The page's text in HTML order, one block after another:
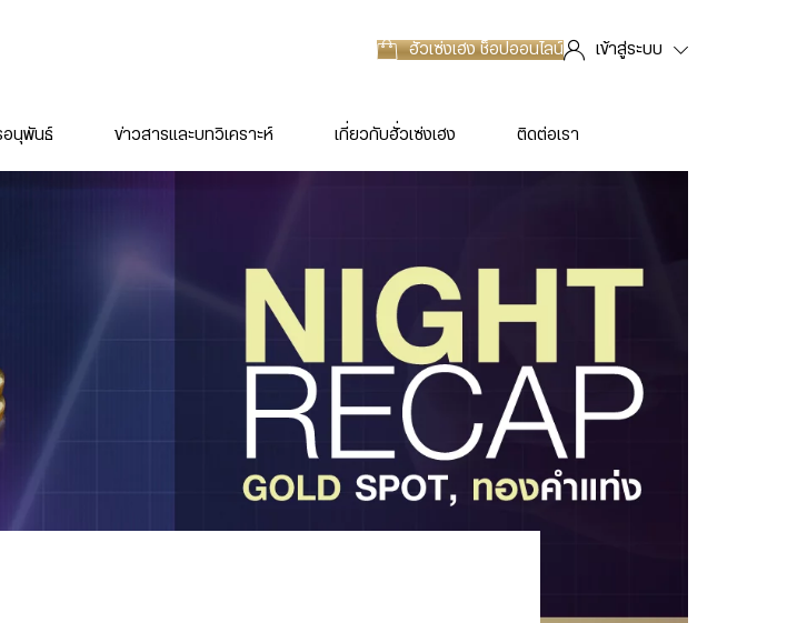
ฮั่วเซ่งเฮงช็อปออนไลน์ เข้าสู่ระบบ
อนุพันธ์ ข่าวสารและบทวิเคราะห์ เกี่ยวกับฮั่วเซ่งเฮง ติดต่อเรา